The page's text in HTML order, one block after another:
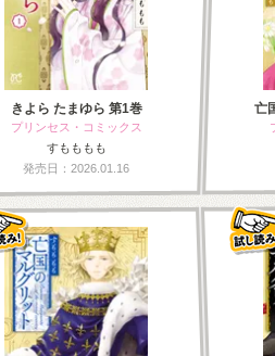
きよら たまゆら 第1巻
プリンセス・コミックス
すもももも
発売日：2026.01.16
亡